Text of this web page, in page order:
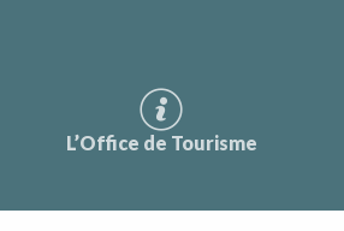
L’Office de Tourisme